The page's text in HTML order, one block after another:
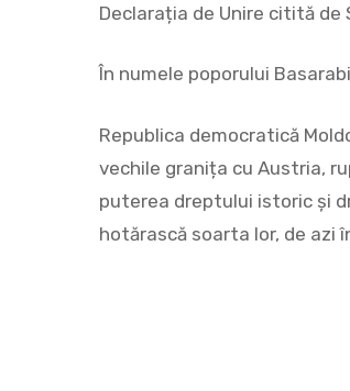
Declarația de Unire citită de
În numele poporului
Republica democratică
vechile granița cu Austria,
puterea dreptului istoric și
hotărască soarta lor, de azi